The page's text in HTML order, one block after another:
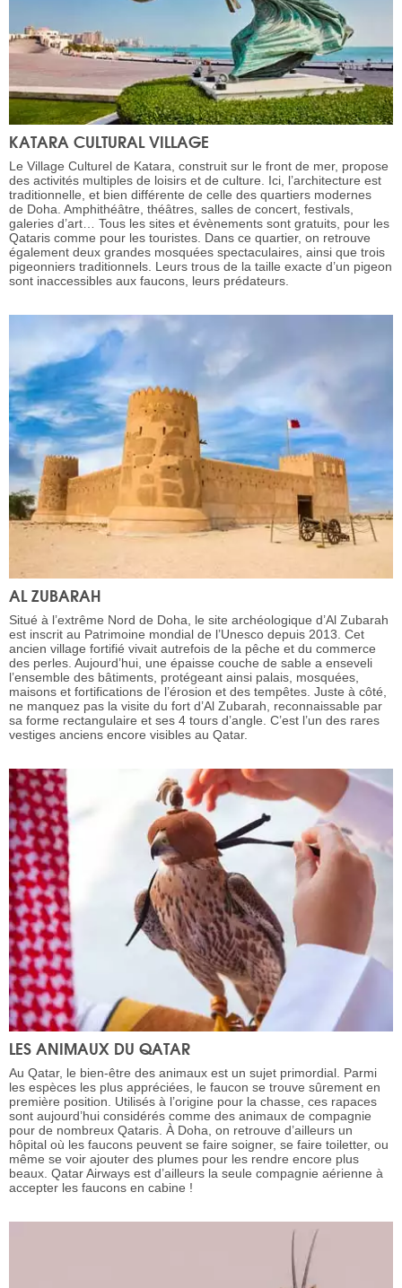
KATARA CULTURAL VILLAGE
Le Village Culturel de Katara, construit sur le front de mer, propose
des activités multiples de loisirs et de culture. Ici, l’architecture est
traditionnelle, et bien différente de celle des quartiers modernes
de Doha. Amphithéâtre, théâtres, salles de concert, festivals,
galeries d’art… Tous les sites et évènements sont gratuits, pour les
Qataris comme pour les touristes. Dans ce quartier, on retrouve
également deux grandes mosquées spectaculaires, ainsi que trois
pigeonniers traditionnels. Leurs trous de la taille exacte d’un pigeon
sont inaccessibles aux faucons, leurs prédateurs.
AL ZUBARAH
Situé à l’extrême Nord de Doha, le site archéologique d’Al Zubarah
est inscrit au Patrimoine mondial de l’Unesco depuis 2013. Cet
ancien village fortifié vivait autrefois de la pêche et du commerce
des perles. Aujourd’hui, une épaisse couche de sable a enseveli
l’ensemble des bâtiments, protégeant ainsi palais, mosquées,
maisons et fortifications de l’érosion et des tempêtes. Juste à côté,
ne manquez pas la visite du fort d’Al Zubarah, reconnaissable par
sa forme rectangulaire et ses 4 tours d’angle. C’est l’un des rares
vestiges anciens encore visibles au Qatar.
LES ANIMAUX DU QATAR
Au Qatar, le bien-être des animaux est un sujet primordial. Parmi
les espèces les plus appréciées, le faucon se trouve sûrement en
première position. Utilisés à l’origine pour la chasse, ces rapaces
sont aujourd’hui considérés comme des animaux de compagnie
pour de nombreux Qataris. À Doha, on retrouve d’ailleurs un
hôpital où les faucons peuvent se faire soigner, se faire toiletter, ou
même se voir ajouter des plumes pour les rendre encore plus
beaux. Qatar Airways est d’ailleurs la seule compagnie aérienne à
accepter les faucons en cabine !